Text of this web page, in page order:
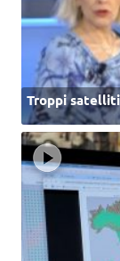
Troppi satelliti